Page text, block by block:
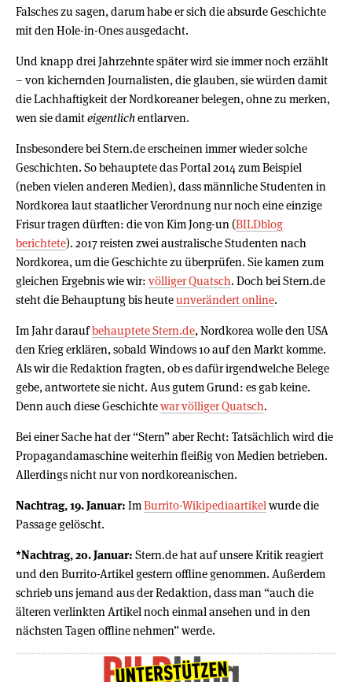
Falsches zu sagen, darum habe er sich die absurde Geschichte
mit den Hole-in-Ones ausgedacht.
Und knapp drei Jahrzehnte später wird sie immer noch erzählt
– von kichernden Journalisten, die glauben, sie würden damit
die Lachhaftigkeit der Nordkoreaner belegen, ohne zu merken,
wen sie damiteigentlichentlarven.
Insbesondere bei Stern.de erscheinen immer wieder solche
Geschichten. So behauptete das Portal 2014 zum Beispiel
(neben vielen anderen Medien), dass männliche Studenten in
Nordkorea laut staatlicher Verordnung nur noch eine einzige
Frisur tragen dürften: die von Kim Jong-un (BILDblog
berichtete). 2017 reisten zwei australische Studenten nach
Nordkorea, um die Geschichte zu überprüfen. Sie kamen zum
gleichen Ergebnis wie wir: völliger Quatsch. Doch bei Stern.de
steht die Behauptung bis heuteunverändert online.
Im Jahr daraufbehauptete Stern.de, Nordkorea wolle den USA
den Krieg erklären, sobald Windows 10 auf den Markt komme.
Als wir die Redaktion fragten, ob es dafür irgendwelche Belege
gebe, antwortete sie nicht. Aus gutem Grund: es gab keine.
Denn auch diese Geschichtewar völliger Quatsch.
Bei einer Sache hat der “Stern” aber Recht: Tatsächlich wird die
Propagandamaschine weiterhin fleißig von Medien betrieben.
Allerdings nicht nur von nordkoreanischen.
Nachtrag, 19. Januar: ImBurrito-Wikipediaartikelwurde die
Passage gelöscht.
*Nachtrag, 20. Januar: Stern.de hat auf unsere Kritik reagiert
und den Burrito-Artikel gestern offline genommen. Außerdem
schrieb uns jemand aus der Redaktion, dass man “auch die
älteren verlinkten Artikel noch einmal ansehen und in den
nächsten Tagen offline nehmen” werde.